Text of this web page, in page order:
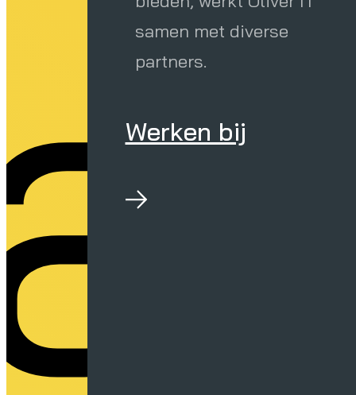
samen met diverse
partners.
Werken bij